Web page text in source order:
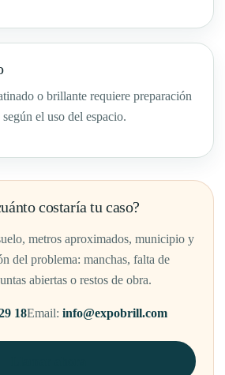
o brillante requiere preparación
el uso del espacio.
costaría tu caso?
metros aproximados, municipio y
del problema: manchas, falta de
abiertas o restos de obra.
18Email: info@expobrill.com